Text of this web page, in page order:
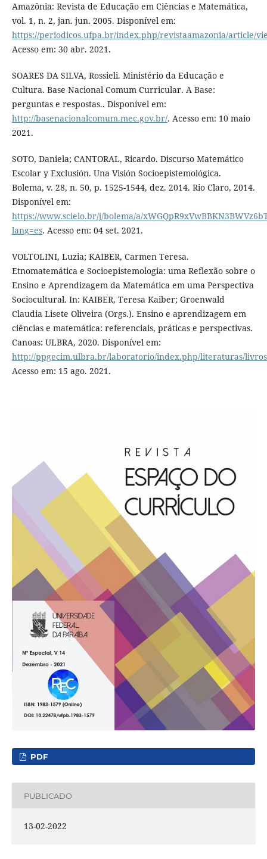
Amazônia: Revista de Educação em Ciências e Matemática,
vol. 1, n. 2, jan. jun. 2005. Disponível em:
https://periodicos.ufpa.br/index.php/revistaamazonia/article/
Acesso em: 30 abr. 2021.
SOARES DA SILVA, Rossieli. Ministério da Educação e
Cultura. Base Nacional Comum Curricular. A Base:
perguntas e respostas.. Disponível em:
http://basenacionalcomum.mec.gov.br/. Acesso em: 10 maio
2021.
SOTO, Daniela; CANTORAL, Ricardo. Discurso Matemático
Escolar y Exclusión. Una Visión Socioepistemológica.
Bolema, v. 28, n. 50, p. 1525-1544, dez. 2014. Rio Claro, 2014.
Disponível em:
https://www.scielo.br/j/bolema/a/
lang=es. Acesso em: 04 set. 2021.
VOLTOLINI, Luzia; KAIBER, Carmen Teresa.
Etnomatemática e Socioepistemologia: uma Reflexão sobre o
Ensino e Aprendizagem da Matemática em uma Perspectiva
Sociocultural. In: KAIBER, Teresa Kaiber; Groenwald
Claudia Lisete Oliveira (Orgs.). Ensino e aprendizagem em
ciências e matemática: referenciais, práticas e perspectivas.
Canoas: ULBRA, 2020. Disponível em:
http://ppgecim.ulbra.br/laboratorio/index.php/literaturas/
Acesso em: 15 ago. 2021.
PDF
PUBLICADO
13-02-2022